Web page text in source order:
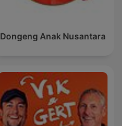
Dongeng Anak Nusantara